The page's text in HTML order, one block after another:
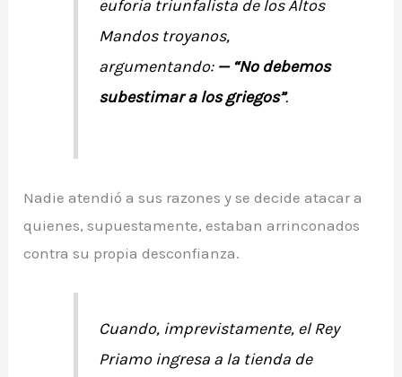
euforia triunfalista de los Altos
Mandos troyanos,
argumentando: — “No debemos
subestimar a los griegos”.
Nadie atendió a sus razones y se decide atacar a
quienes, supuestamente, estaban arrinconados
contra su propia desconfianza.
Cuando, imprevistamente, el Rey
Priamo ingresa a la tienda de